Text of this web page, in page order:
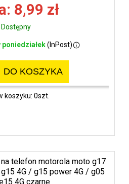
8,99 zł
Dostępny
poniedziałek(InPost)
DO KOSZYKA
koszyku: 0szt.